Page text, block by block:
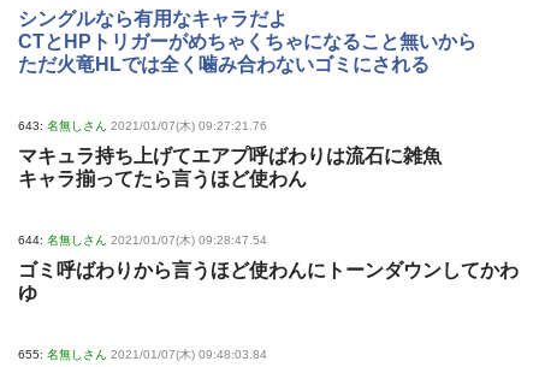
シングルなら有用なキャラだよ
CTとHPトリガーがめちゃくちゃになること無いから
ただ火竜HLでは全く噛み合わないゴミにされる
643: 名無しさん 2021/01/07(木) 09:27:21.76
マキュラ持ち上げてエアプ呼ばわりは流石に雑魚
キャラ揃ってたら言うほど使わん
644: 名無しさん 2021/01/07(木) 09:28:47.54
ゴミ呼ばわりから言うほど使わんにトーンダウンしてかわ
ゆ
655: 名無しさん 2021/01/07(木) 09:48:03.84